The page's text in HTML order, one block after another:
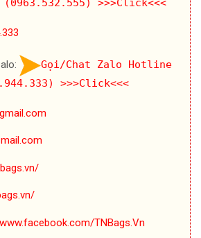
(0963.532.555) >>>Click<<<
Gọi/Chat Zalo Hotline
>>>Click<<<
TNBags.Vn